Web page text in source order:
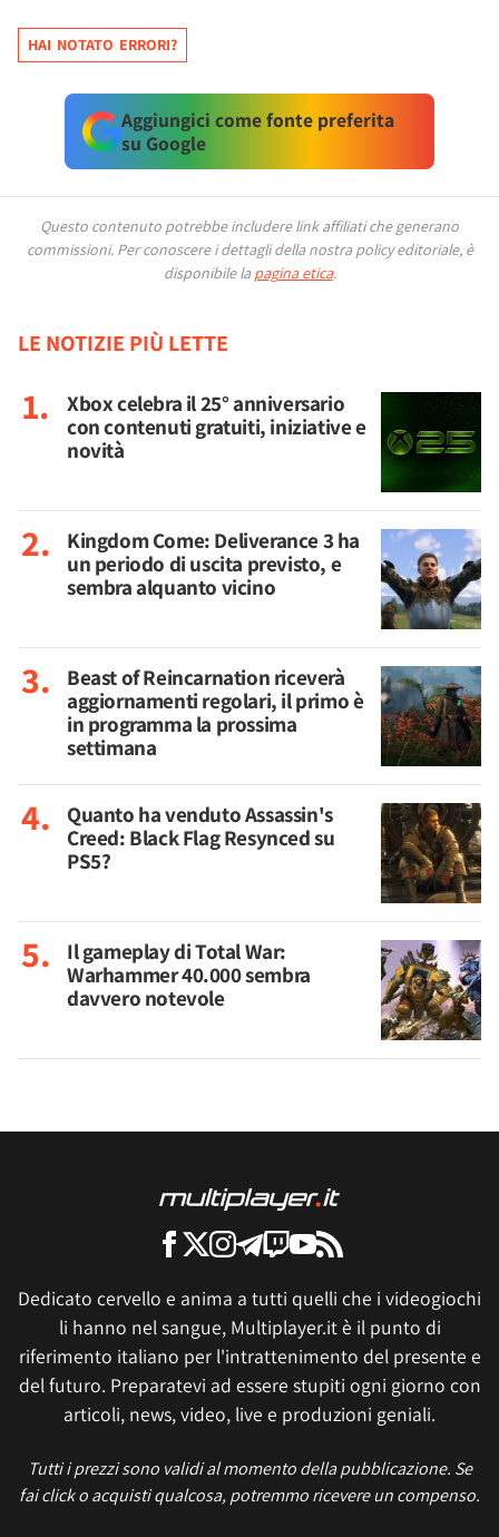
HAI NOTATO ERRORI?
Aggiungici come fonte preferita
su Google
Questo contenuto potrebbe includere link affiliati che generano
commissioni. Per conoscere i dettagli della nostra policy editoriale, è
disponibile la pagina etica.
LE NOTIZIE PIÙ LETTE
Xbox celebra il 25° anniversario
con contenuti gratuiti, iniziative e
novità
Kingdom Come: Deliverance 3 ha
un periodo di uscita previsto, e
sembra alquanto vicino
Beast of Reincarnation riceverà
aggiornamenti regolari, il primo è
in programma la prossima
settimana
Quanto ha venduto Assassin's
Creed: Black Flag Resynced su
PS5?
Il gameplay di Total War:
Warhammer 40.000 sembra
davvero notevole
Dedicato cervello e anima a tutti quelli che i videogiochi
li hanno nel sangue, Multiplayer.it è il punto di
riferimento italiano per l'intrattenimento del presente e
del futuro. Preparatevi ad essere stupiti ogni giorno con
articoli, news, video, live e produzioni geniali.
Tutti i prezzi sono validi al momento della pubblicazione. Se
fai click o acquisti qualcosa, potremmo ricevere un compenso.